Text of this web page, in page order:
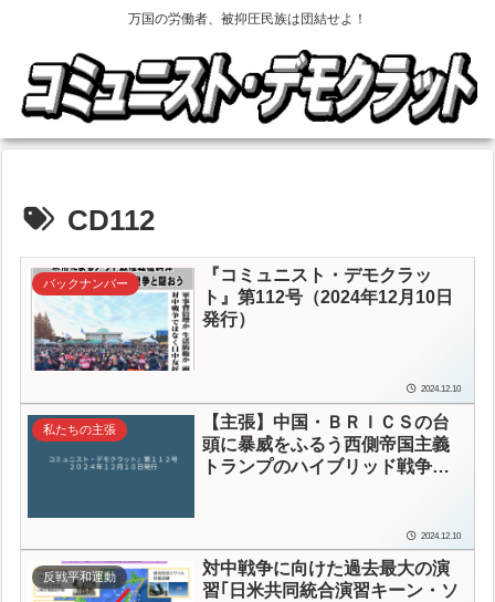
万国の労働者、被抑圧民族は団結せよ！
CD112
バックナンバー
『コミュニスト・デモクラッ
ト』第112号（2024年12月10日
発行）
2024.12.10
私たちの主張 【主張】 中国・ＢＲＩＣＳの台
頭に暴威をふるう西側帝国主義
トランプのハイブリッド戦争と
2024.12.10
反戦平和運動
対中戦争に向けた過去最大の演
習｢日米共同統合演習キーン・ソ